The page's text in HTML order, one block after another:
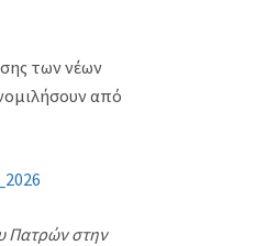
των νέων
από
Πατρών στην